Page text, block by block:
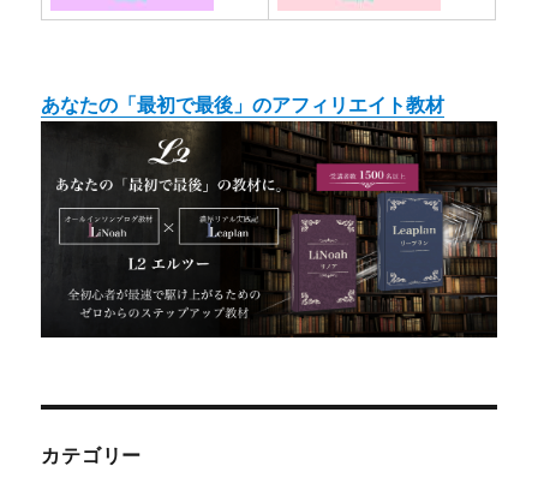
あなたの「最初で最後」のアフィリエイト教材
カテゴリー